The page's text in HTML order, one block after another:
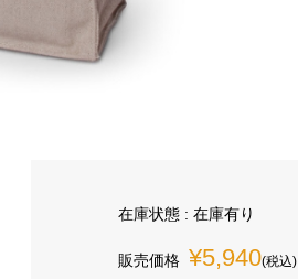
在庫状態 : 在庫有り
販売価格 ¥5,940(税込)